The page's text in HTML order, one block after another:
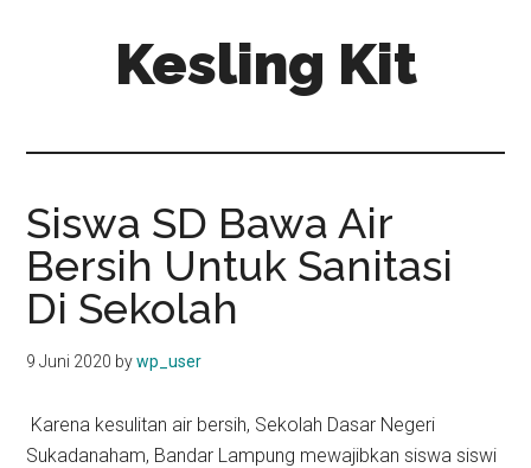
Kesling Kit
Siswa SD Bawa Air
Bersih Untuk Sanitasi
Di Sekolah
9 Juni 2020 bywp_user
Karena kesulitan air bersih, Sekolah Dasar Negeri
Sukadanaham, Bandar Lampung mewajibkan siswa siswi